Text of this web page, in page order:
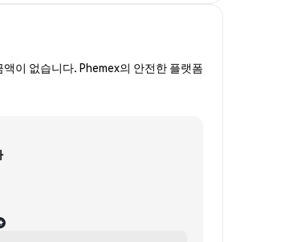
이 없습니다. Phemex의 안전한 플랫폼